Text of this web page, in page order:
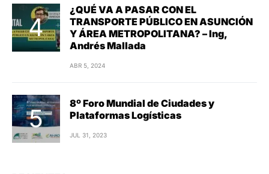
¿QUÉ VA A PASAR CON EL
TRANSPORTE PÚBLICO EN ASUNCIÓN
Y ÁREA METROPOLITANA? – Ing,
Andrés Mallada
ABR 5, 2024
8º Foro Mundial de Ciudades y
Plataformas Logísticas
JUL 31, 2023